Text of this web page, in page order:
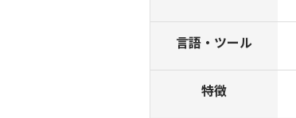
言語・ツール
特徴